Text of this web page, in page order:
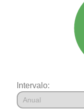
Intervalo: